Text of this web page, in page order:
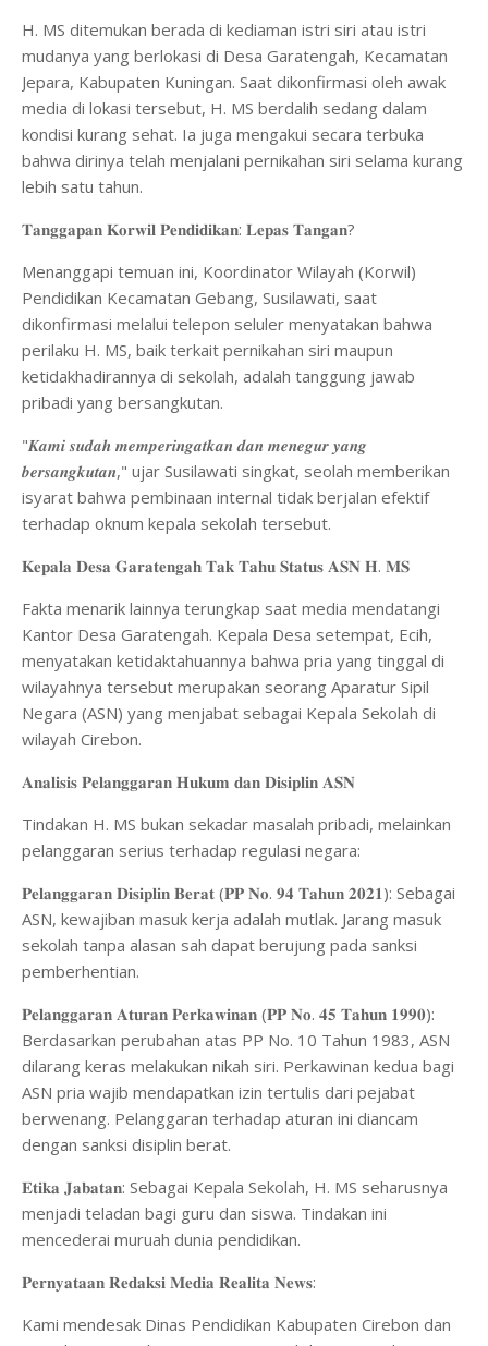
H. MS ditemukan berada di kediaman istri siri atau istri
mudanya yang berlokasi di Desa Garatengah, Kecamatan
Jepara, Kabupaten Kuningan. Saat dikonfirmasi oleh awak
media di lokasi tersebut, H. MS berdalih sedang dalam
kondisi kurang sehat. Ia juga mengakui secara terbuka
bahwa dirinya telah menjalani pernikahan siri selama kurang
lebih satu tahun.
𝐓𝐚𝐧𝐠𝐠𝐚𝐩𝐚𝐧 𝐊𝐨𝐫𝐰𝐢𝐥 𝐏𝐞𝐧𝐝𝐢𝐝𝐢𝐤𝐚𝐧: 𝐋𝐞𝐩𝐚𝐬 𝐓𝐚𝐧𝐠𝐚𝐧?
​Menanggapi temuan ini, Koordinator Wilayah (Korwil)
Pendidikan Kecamatan Gebang, Susilawati, saat
dikonfirmasi melalui telepon seluler menyatakan bahwa
perilaku H. MS, baik terkait pernikahan siri maupun
ketidakhadirannya di sekolah, adalah tanggung jawab
pribadi yang bersangkutan.
"𝑲𝒂𝒎𝒊 𝒔𝒖𝒅𝒂𝒉 𝒎𝒆𝒎𝒑𝒆𝒓𝒊𝒏𝒈𝒂𝒕𝒌𝒂𝒏 𝒅𝒂𝒏 𝒎𝒆𝒏𝒆𝒈𝒖𝒓 𝒚𝒂𝒏𝒈
𝒃𝒆𝒓𝒔𝒂𝒏𝒈𝒌𝒖𝒕𝒂𝒏," ujar Susilawati singkat, seolah memberikan
isyarat bahwa pembinaan internal tidak berjalan efektif
terhadap oknum kepala sekolah tersebut.
𝐊𝐞𝐩𝐚𝐥𝐚 𝐃𝐞𝐬𝐚 𝐆𝐚𝐫𝐚𝐭𝐞𝐧𝐠𝐚𝐡 𝐓𝐚𝐤 𝐓𝐚𝐡𝐮 𝐒𝐭𝐚𝐭𝐮𝐬 𝐀𝐒𝐍 𝐇. 𝐌𝐒
Fakta menarik lainnya terungkap saat media mendatangi
Kantor Desa Garatengah. Kepala Desa setempat, Ecih,
menyatakan ketidaktahuannya bahwa pria yang tinggal di
wilayahnya tersebut merupakan seorang Aparatur Sipil
Negara (ASN) yang menjabat sebagai Kepala Sekolah di
wilayah Cirebon.
𝐀𝐧𝐚𝐥𝐢𝐬𝐢𝐬 𝐏𝐞𝐥𝐚𝐧𝐠𝐠𝐚𝐫𝐚𝐧 𝐇𝐮𝐤𝐮𝐦 𝐝𝐚𝐧 𝐃𝐢𝐬𝐢𝐩𝐥𝐢𝐧 𝐀𝐒𝐍
​Tindakan H. MS bukan sekadar masalah pribadi, melainkan
pelanggaran serius terhadap regulasi negara:
𝐏𝐞𝐥𝐚𝐧𝐠𝐠𝐚𝐫𝐚𝐧 𝐃𝐢𝐬𝐢𝐩𝐥𝐢𝐧 𝐁𝐞𝐫𝐚𝐭 (𝐏𝐏 𝐍𝐨. 𝟗𝟒 𝐓𝐚𝐡𝐮𝐧 𝟐𝟎𝟐𝟏): Sebagai
ASN, kewajiban masuk kerja adalah mutlak. Jarang masuk
sekolah tanpa alasan sah dapat berujung pada sanksi
pemberhentian.
𝐏𝐞𝐥𝐚𝐧𝐠𝐠𝐚𝐫𝐚𝐧 𝐀𝐭𝐮𝐫𝐚𝐧 𝐏𝐞𝐫𝐤𝐚𝐰𝐢𝐧𝐚𝐧 (𝐏𝐏 𝐍𝐨. 𝟒𝟓 𝐓𝐚𝐡𝐮𝐧 𝟏𝟗𝟗𝟎):
Berdasarkan perubahan atas PP No. 10 Tahun 1983, ASN
dilarang keras melakukan nikah siri. Perkawinan kedua bagi
ASN pria wajib mendapatkan izin tertulis dari pejabat
berwenang. Pelanggaran terhadap aturan ini diancam
dengan sanksi disiplin berat.
𝐄𝐭𝐢𝐤𝐚 𝐉𝐚𝐛𝐚𝐭𝐚𝐧: Sebagai Kepala Sekolah, H. MS seharusnya
menjadi teladan bagi guru dan siswa. Tindakan ini
mencederai muruah dunia pendidikan.
𝐏𝐞𝐫𝐧𝐲𝐚𝐭𝐚𝐚𝐧 𝐑𝐞𝐝𝐚𝐤𝐬𝐢 𝐌𝐞𝐝𝐢𝐚 𝐑𝐞𝐚𝐥𝐢𝐭𝐚 𝐍𝐞𝐰𝐬:
Kami mendesak Dinas Pendidikan Kabupaten Cirebon dan